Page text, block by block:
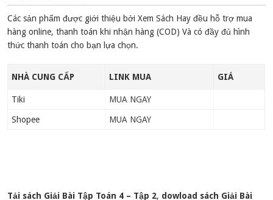
Các sản phẩm được giới thiệu bởi Xem Sách Hay đều hỗ trợ mua
hàng online, thanh toán khi nhận hàng (COD) Và có đầy đủ hình
thức thanh toán cho bạn lựa chọn.
NHÀ CUNG CẤP LINK MUA GIÁ
Tiki MUA NGAY
Shopee MUA NGAY
Tải sách Giải Bài Tập Toán 4 – Tập 2, dowload sách Giải Bài